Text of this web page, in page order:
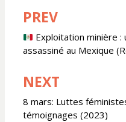
Navigation
de
l’article
PREV
Exploitation minière
assassiné au Mexique
NEXT
8 mars: Luttes
témoignages (2023)